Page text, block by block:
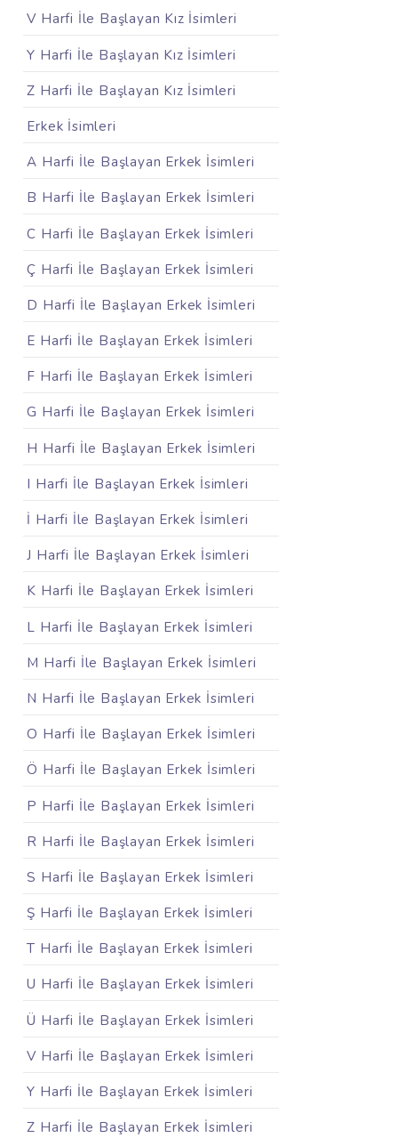
V Harfi İle Başlayan Kız İsimleri
Y Harfi İle Başlayan Kız İsimleri
Z Harfi İle Başlayan Kız İsimleri
Erkek İsimleri
A Harfi İle Başlayan Erkek İsimleri
B Harfi İle Başlayan Erkek İsimleri
C Harfi İle Başlayan Erkek İsimleri
Ç Harfi İle Başlayan Erkek İsimleri
D Harfi İle Başlayan Erkek İsimleri
E Harfi İle Başlayan Erkek İsimleri
F Harfi İle Başlayan Erkek İsimleri
G Harfi İle Başlayan Erkek İsimleri
H Harfi İle Başlayan Erkek İsimleri
I Harfi İle Başlayan Erkek İsimleri
İ Harfi İle Başlayan Erkek İsimleri
J Harfi İle Başlayan Erkek İsimleri
K Harfi İle Başlayan Erkek İsimleri
L Harfi İle Başlayan Erkek İsimleri
M Harfi İle Başlayan Erkek İsimleri
N Harfi İle Başlayan Erkek İsimleri
O Harfi İle Başlayan Erkek İsimleri
Ö Harfi İle Başlayan Erkek İsimleri
P Harfi İle Başlayan Erkek İsimleri
R Harfi İle Başlayan Erkek İsimleri
S Harfi İle Başlayan Erkek İsimleri
Ş Harfi İle Başlayan Erkek İsimleri
T Harfi İle Başlayan Erkek İsimleri
U Harfi İle Başlayan Erkek İsimleri
Ü Harfi İle Başlayan Erkek İsimleri
V Harfi İle Başlayan Erkek İsimleri
Y Harfi İle Başlayan Erkek İsimleri
Z Harfi İle Başlayan Erkek İsimleri